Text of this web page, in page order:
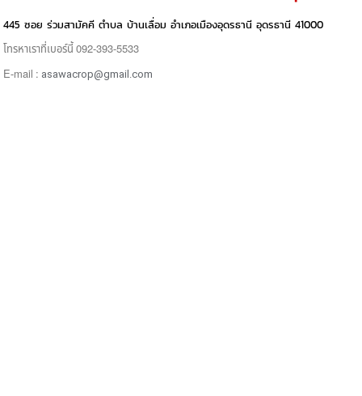
445 ซอย ร่วมสามัคคี ตำบล บ้านเลื่อม อำเภอเมืองอุดรธานี อุดรธานี 41000
โทรหาเราที่เบอร์นี้ 092-393-5533
E-mail : asawacrop@gmail.com